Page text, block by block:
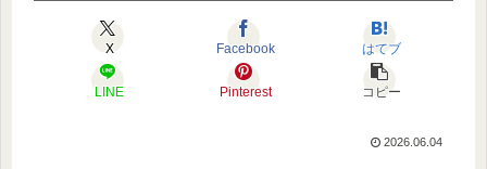
X Facebook はてブ
LINE Pinterest コピー
2026.06.04